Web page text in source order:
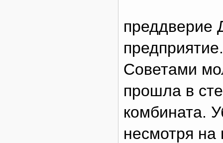
преддверие
Советами
прошла в
комбината.
несмотря на